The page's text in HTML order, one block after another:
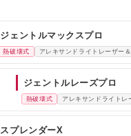
ジェントルマックスプロ
熱破壊式 アレキサンドライトレーザー
ジェントルレーズプロ
熱破壊式 アレキサンドライトレ
スプレンダーX